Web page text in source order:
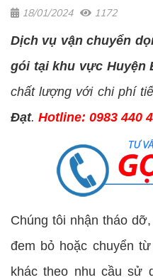
18/01/2024 1172
Dịch vụ vận chuyển
gói tại khu vực Huyện
chất lượng với chi phí
Đạt. Hotline: 0983 440
Chúng tôi nhận tháo
đem bỏ hoặc chuyển
khác theo nhu cầu sử